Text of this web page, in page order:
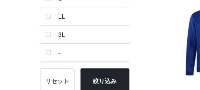
イニシャル
OTHERS
LL
3L
-
リセット 絞り込み